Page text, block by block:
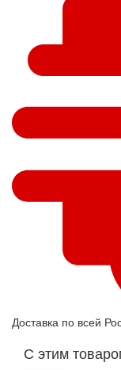
Доставка по всей
С этим